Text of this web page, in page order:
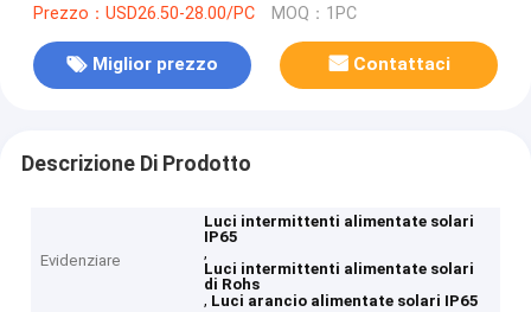
Prezzo：USD26.50-28.00/PC MOQ：1PC
Miglior prezzo Contattaci
Descrizione Di Prodotto
Evidenziare
Luci intermittenti alimentate solari
IP65
,
Luci intermittenti alimentate solari
di Rohs
, Luci arancio alimentate solari IP65